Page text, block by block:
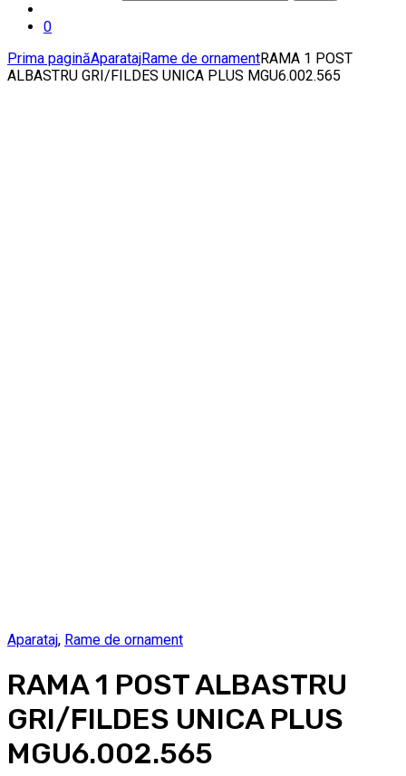
0
Prima paginăAparatajRame de ornamentRAMA 1 POST
ALBASTRU GRI/FILDES UNICA PLUS MGU6.002.565
Aparataj, Rame de ornament
RAMA 1 POST ALBASTRU
GRI/FILDES UNICA PLUS
MGU6.002.565